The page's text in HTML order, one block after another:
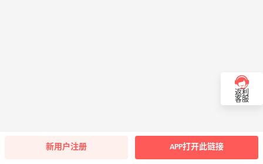
返利
客服
新用户注册 APP打开此链接